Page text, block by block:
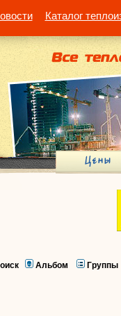
Каталог
Альбом Группы